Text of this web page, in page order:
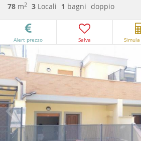
78 m2 3 Locali 1 bagni doppio
Alert prezzo Salva
Previous